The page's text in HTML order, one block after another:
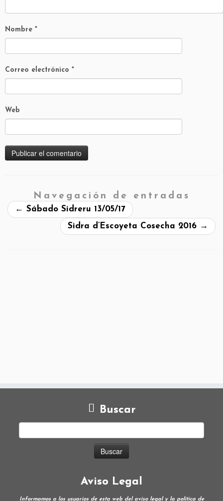
Nombre *
Correo electrónico *
Web
Navegación de entradas
← Sábado Sidreru 13/05/17
Sidra d’Escoyeta Cosecha 2016 →
Buscar
Aviso Legal
Informamos a los usuarios de esta web del aviso legal y la política de